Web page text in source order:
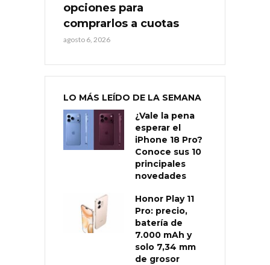
opciones para
comprarlos a cuotas
agosto 6, 2026
LO MÁS LEÍDO DE LA SEMANA
¿Vale la pena
esperar el
iPhone 18 Pro?
Conoce sus 10
principales
novedades
Honor Play 11
Pro: precio,
batería de
7.000 mAh y
solo 7,34 mm
de grosor